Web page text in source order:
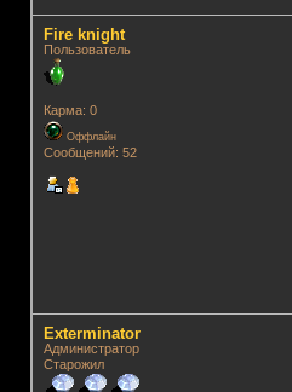
Fire knight
Пользователь
Карма: 0
Оффлайн
Сообщений: 52
Exterminator
Администратор
Старожил